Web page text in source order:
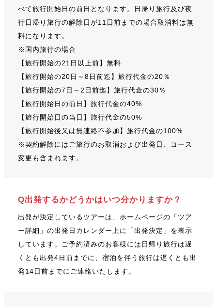
べて旅行開始日の前日となります。日帰り旅行及び夜
行日帰り旅行の解除日が11日前までの場合取消料は無
料になります。
※国内旅行の場合
【旅行開始の21日以上前】無料
【旅行開始の20日～8日前迄】旅行代金の20％
【旅行開始の7日～2日前迄】旅行代金の30％
【旅行開始日の前日】旅行代金の40%
【旅行開始日の当日】旅行代金の50%
【旅行開始後又は無連絡不参加】旅行代金の100%
※契約解除にはご旅行のお取消および出発日、コース
変更も含まれます。
Q出発するかどうかはいつ分かりますか？
出発が決定しているツアーは、ホームページの「ツア
ー詳細」の出発日カレンダー上に「出発決定」を表示
しています。ご予約済みのお客様には日帰り旅行は遅
くとも出発4日前までに、宿泊を伴う旅行は遅くとも出
発14日前までにご連絡いたします。